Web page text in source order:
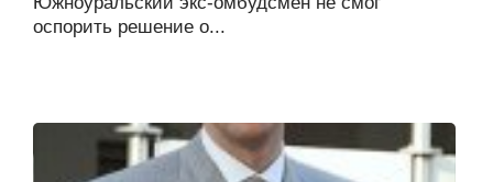
оспорить решение о...